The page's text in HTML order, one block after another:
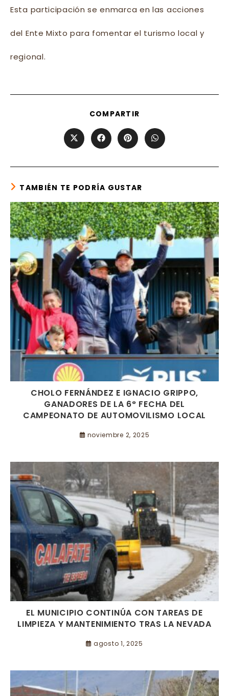
Esta participación se enmarca en las acciones
del Ente Mixto para fomentar el turismo local y
regional.
COMPARTIR
CONTENT
Opens
in
window
Opens
in
window
Opens
in
window
Opens
in
window
TAMBIÉN TE PODRÍA GUSTAR
CHOLO FERNÁNDEZ E IGNACIO GRIPPO,
GANADORES DE LA 6° FECHA DEL
CAMPEONATO DE AUTOMOVILISMO LOCAL
noviembre 2, 2025
EL MUNICIPIO CONTINÚA CON TAREAS DE
LIMPIEZA Y MANTENIMIENTO TRAS LA NEVADA
agosto 1, 2025